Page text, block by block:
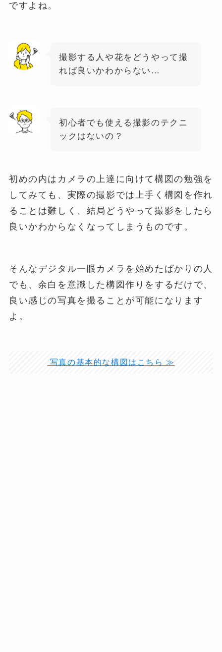
ですよね。
撮影する人や花をどうやって撮
れば良いかわからない…
初心者でも使える撮影のテクニ
ックはないの？
初めの内はカメラの上達に向けて構図の勉強を
してみても、実際の撮影では上手く構図を作れ
ることは難しく、結局どうやって撮影をしたら
良いかわからなくなってしまうものです。
そんなデジタル一眼カメラを始めたばかりの人
でも、余白を意識した構図作りをするだけで、
良い感じの写真を撮ることが可能になります
よ。
写真の基本的な構図はこちら ≫